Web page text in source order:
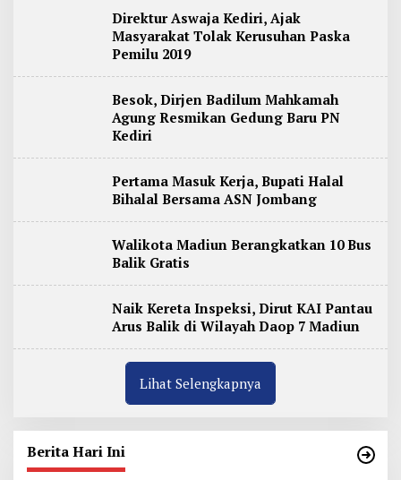
Direktur Aswaja Kediri, Ajak
Masyarakat Tolak Kerusuhan Paska
Pemilu 2019
Besok, Dirjen Badilum Mahkamah
Agung Resmikan Gedung Baru PN
Kediri
Pertama Masuk Kerja, Bupati Halal
Bihalal Bersama ASN Jombang
Walikota Madiun Berangkatkan 10 Bus
Balik Gratis
Naik Kereta Inspeksi, Dirut KAI Pantau
Arus Balik di Wilayah Daop 7 Madiun
Lihat Selengkapnya
Berita Hari Ini